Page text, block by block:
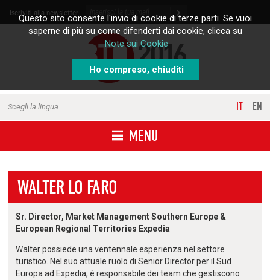
Skip to content
Iscriviti alla newsletter
MENU
Scegli la lingua IT EN
WALTER LO FARO
Sr. Director, Market Management Southern Europe &
European Regional Territories Expedia
Walter possiede una ventennale esperienza nel settore
turistico. Nel suo attuale ruolo di Senior Director per il Sud
Europa ad Expedia, è responsabile dei team che gestiscono
Questo sito consente l'invio di cookie di terze parti. Se vuoi
saperne di più su come difenderti dai cookie, clicca su
Note sui Cookie
Ho compreso, chiuditi